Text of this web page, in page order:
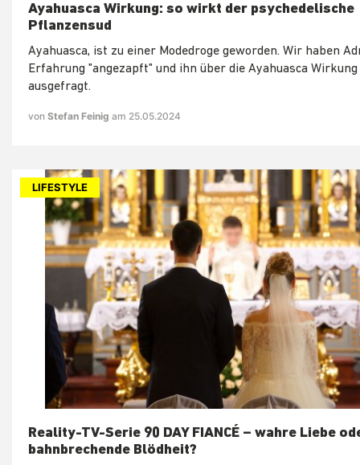
Ayahuasca Wirkung: so wirkt der psychedelische
Pflanzensud
Ayahuasca, ist zu einer Modedroge geworden. Wir haben
Erfahrung "angezapft" und ihn über die Ayahuasca Wirkung
ausgefragt.
von Stefan Feinig am 25.05.2024
LIFESTYLE
Reality-TV-Serie 90 DAY FIANCÉ – wahre Liebe
bahnbrechende Blödheit?